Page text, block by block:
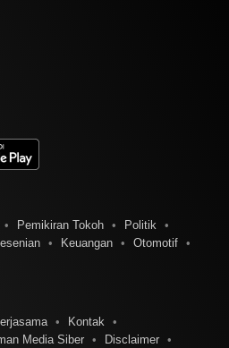
Pemikiran Tokoh
Politik
Keuangan
Otomotif
Kontak
Media Siber
Disclaimer